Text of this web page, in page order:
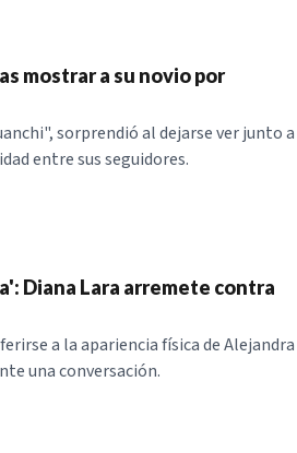
mostrar a su novio por
sorprendió al dejarse ver junto a
entre sus seguidores.
Diana Lara arremete contra
a la apariencia física de Alejandra
una conversación.